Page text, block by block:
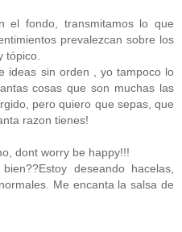
el fondo, transmitamos lo que
prevalezcan sobre los
tópico.
ideas sin orden , yo tampoco lo
cosas que son muchas las
pero quiero que sepas, que
razon tienes!
dont worry be happy!!!
deseando hacelas,
Me encanta la salsa de